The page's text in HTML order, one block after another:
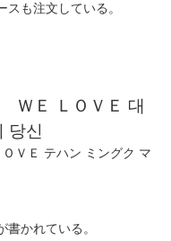
も注文している。
ＷＥ ＬＯＶＥ 대
당신
ＶＥ テハン ミングク マ
かれている。